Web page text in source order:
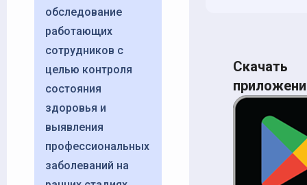
обследование
работающих
сотрудников с
целью контроля
состояния
здоровья и
выявления
профессиональных
заболеваний на
Скачать